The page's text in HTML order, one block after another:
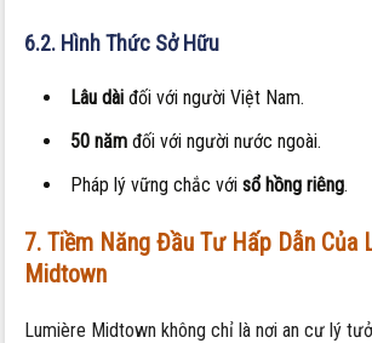
6.2. Hình Thức Sở Hữu
Lâu dài đối với người Việt Nam.
50 năm đối với người nước ngoài.
Pháp lý vững chắc vớisổ hồng riêng.
7. Tiềm Năng Đầu Tư Hấp Dẫn Của
Midtown
Lumière Midtown không chỉ là nơi an cư lý